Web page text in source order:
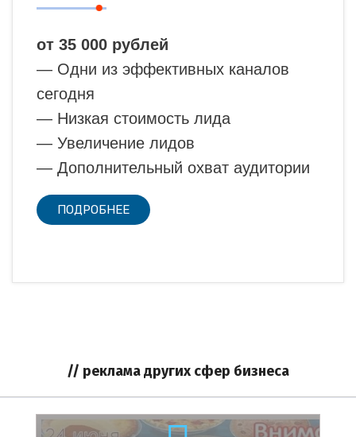
от 35 000 рублей
— Одни из эффективных каналов
сегодня
— Низкая стоимость лида
— Увеличение лидов
— Дополнительный охват аудитории
ПОДРОБНЕЕ
// реклама других сфер бизнеса